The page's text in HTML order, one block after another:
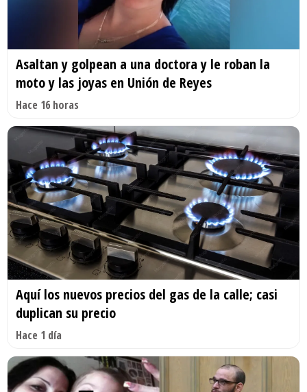
Asaltan y golpean a una doctora y le roban la
moto y las joyas en Unión de Reyes
Hace 16 horas
Aquí los nuevos precios del gas de la calle; casi
duplican su precio
Hace 1 día